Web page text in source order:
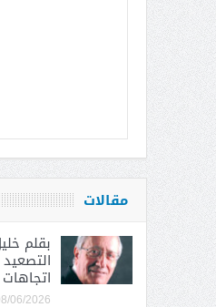
مقالات
بقلم
06/2026